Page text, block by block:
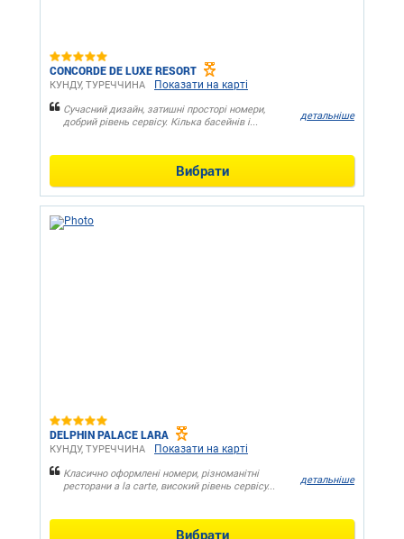
CONCORDE DE LUXE RESORT
КУНДУ, ТУРЕЧЧИНА Показати на карті
Сучасний дизайн, затишні просторі номери,
добрий рівень сервісу. Кілька басейнів і...
детальніше
Вибрати
DELPHIN PALACE LARA
КУНДУ, ТУРЕЧЧИНА Показати на карті
Класично оформлені номери, різноманітні
ресторани a la carte, високий рівень сервісу...
детальніше
Вибрати